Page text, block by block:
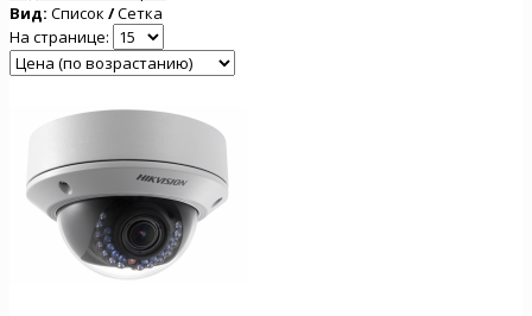
Вид: Список /Сетка
На странице: